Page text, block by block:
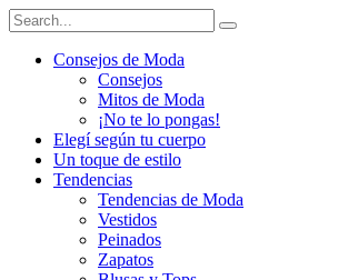
Consejos de Moda
Consejos
Mitos de Moda
¡No te lo pongas!
Elegí según tu cuerpo
Un toque de estilo
Tendencias
Tendencias de Moda
Vestidos
Peinados
Zapatos